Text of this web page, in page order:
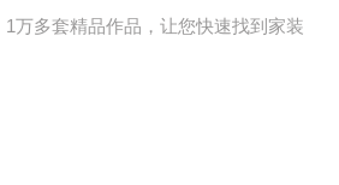
万多套精品作品，让您快速找到家装